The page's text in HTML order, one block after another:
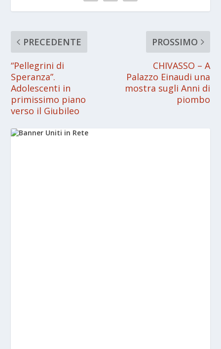
PRECEDENTE
“Pellegrini di
Speranza”.
Adolescenti in
primissimo piano
verso il Giubileo
PROSSIMO
CHIVASSO – A
Palazzo Einaudi una
mostra sugli Anni di
piombo